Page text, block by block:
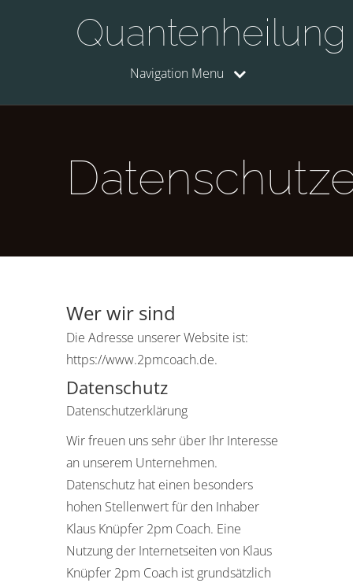
Quantenheilung
Navigation Menu
Wer wir sind
Die Adresse unserer Website ist:
https://www.2pmcoach.de.
Datenschutz
Datenschutzerklärung
Wir freuen uns sehr über Ihr Interesse
an unserem Unternehmen.
Datenschutz hat einen besonders
hohen Stellenwert für den Inhaber
Klaus Knüpfer 2pm Coach. Eine
Nutzung der Internetseiten von Klaus
Knüpfer 2pm Coach ist grundsätzlich